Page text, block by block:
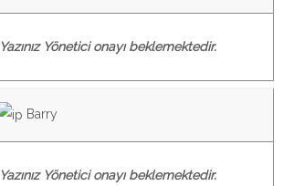
Yazınız Yönetici onayı beklemektedir.
Barry
Yazınız Yönetici onayı beklemektedir.